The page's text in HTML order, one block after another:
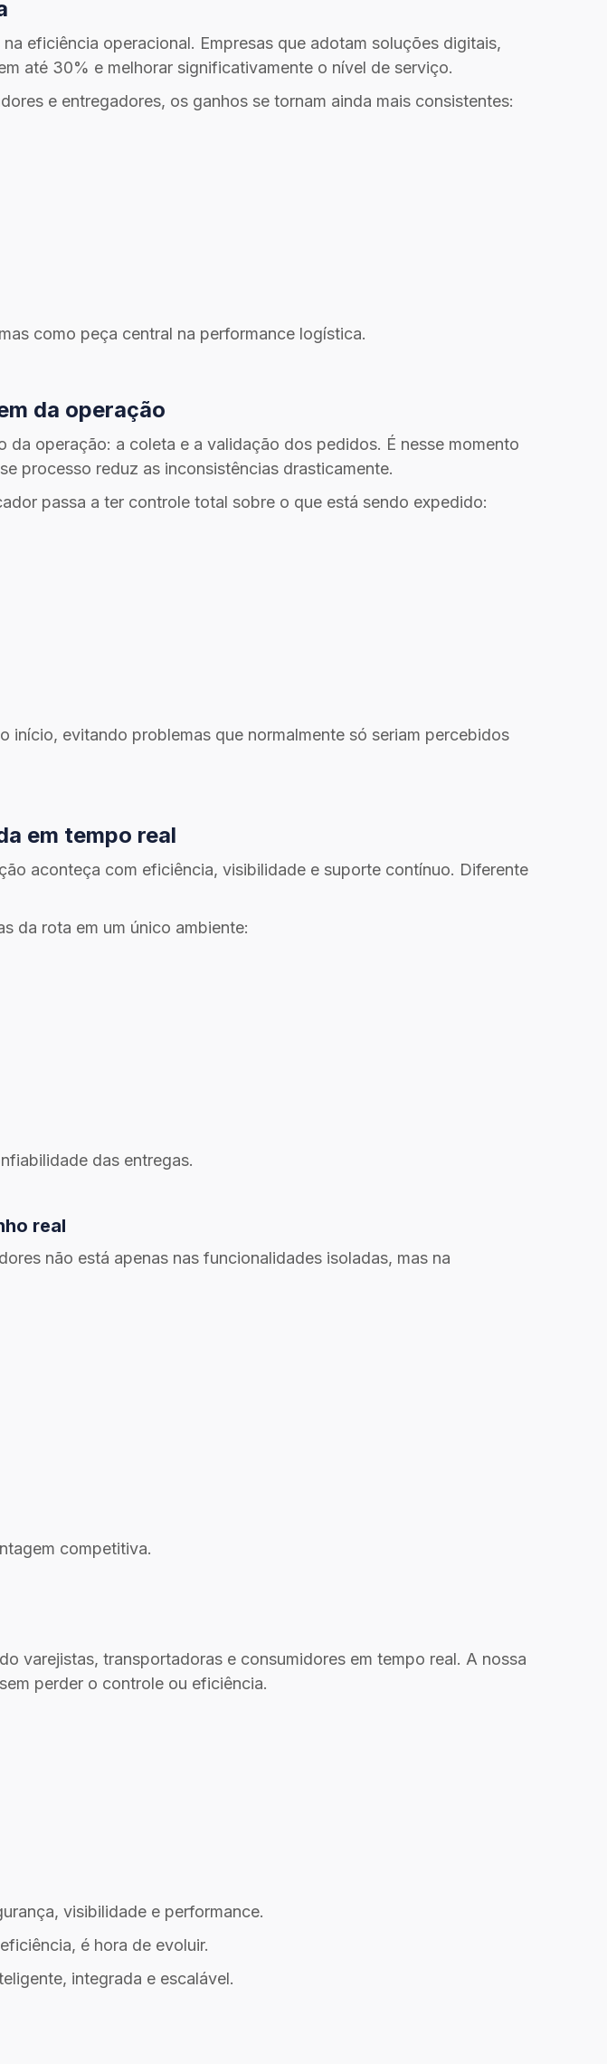
eficiência operacional. Empresas que adotam soluções digitais,
até 30% e melhorar significativamente o nível de serviço.
e entregadores, os ganhos se tornam ainda mais consistentes:
como peça central na performance logística.
da operação
operação: a coleta e a validação dos pedidos. É nesse momento
processo reduz as inconsistências drasticamente.
passa a ter controle total sobre o que está sendo expedido:
evitando problemas que normalmente só seriam percebidos
em tempo real
aconteça com eficiência, visibilidade e suporte contínuo. Diferente
da rota em um único ambiente:
das entregas.
real
não está apenas nas funcionalidades isoladas, mas na
competitiva.
varejistas, transportadoras e consumidores em tempo real. A nossa
perder o controle ou eficiência.
visibilidade e performance.
é hora de evoluir.
integrada e escalável.